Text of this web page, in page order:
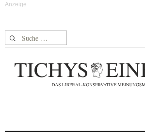
Suche nach: